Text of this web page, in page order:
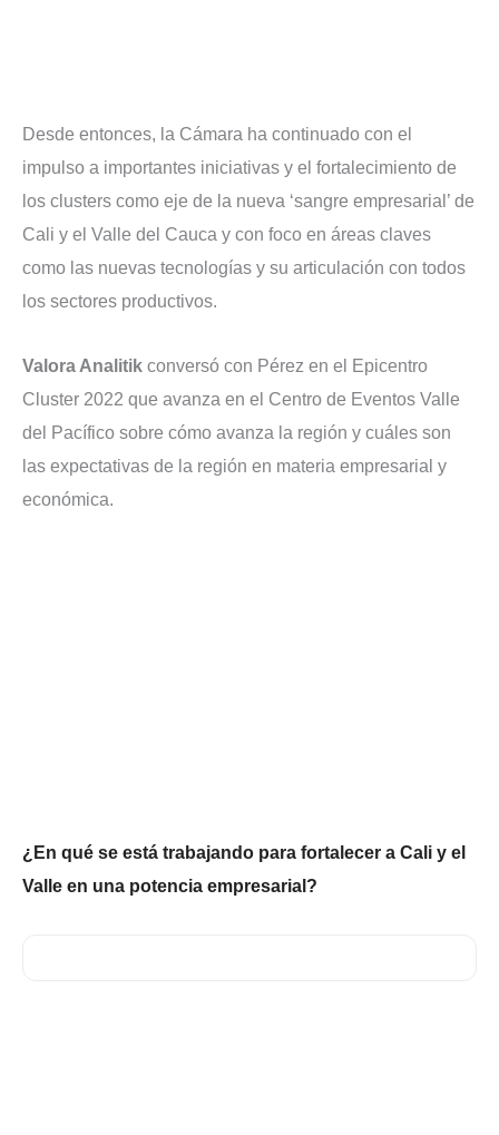
Desde entonces, la Cámara ha continuado con el
impulso a importantes iniciativas y el fortalecimiento de
los clusters como eje de la nueva ‘sangre empresarial’ de
Cali y el Valle del Cauca y con foco en áreas claves
como las nuevas tecnologías y su articulación con todos
los sectores productivos.
Valora Analitik conversó con Pérez en el Epicentro
Cluster 2022 que avanza en el Centro de Eventos Valle
del Pacífico sobre cómo avanza la región y cuáles son
las expectativas de la región en materia empresarial y
económica.
¿En qué se está trabajando para fortalecer a Cali y el
Valle en una potencia empresarial?